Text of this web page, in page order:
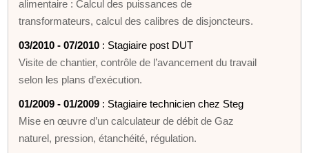
alimentaire : Calcul des puissances de
transformateurs, calcul des calibres de disjoncteurs.
03/2010 - 07/2010 : Stagiaire post DUT
Visite de chantier, contrôle de l’avancement du travail
selon les plans d’exécution.
01/2009 - 01/2009 : Stagiaire technicien chez Steg
Mise en œuvre d’un calculateur de débit de Gaz
naturel, pression, étanchéité, régulation.